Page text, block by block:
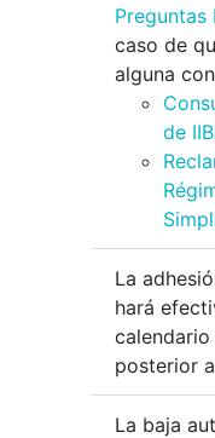
Preguntas
caso de
alguna
de
La
hará
posterior
La baja